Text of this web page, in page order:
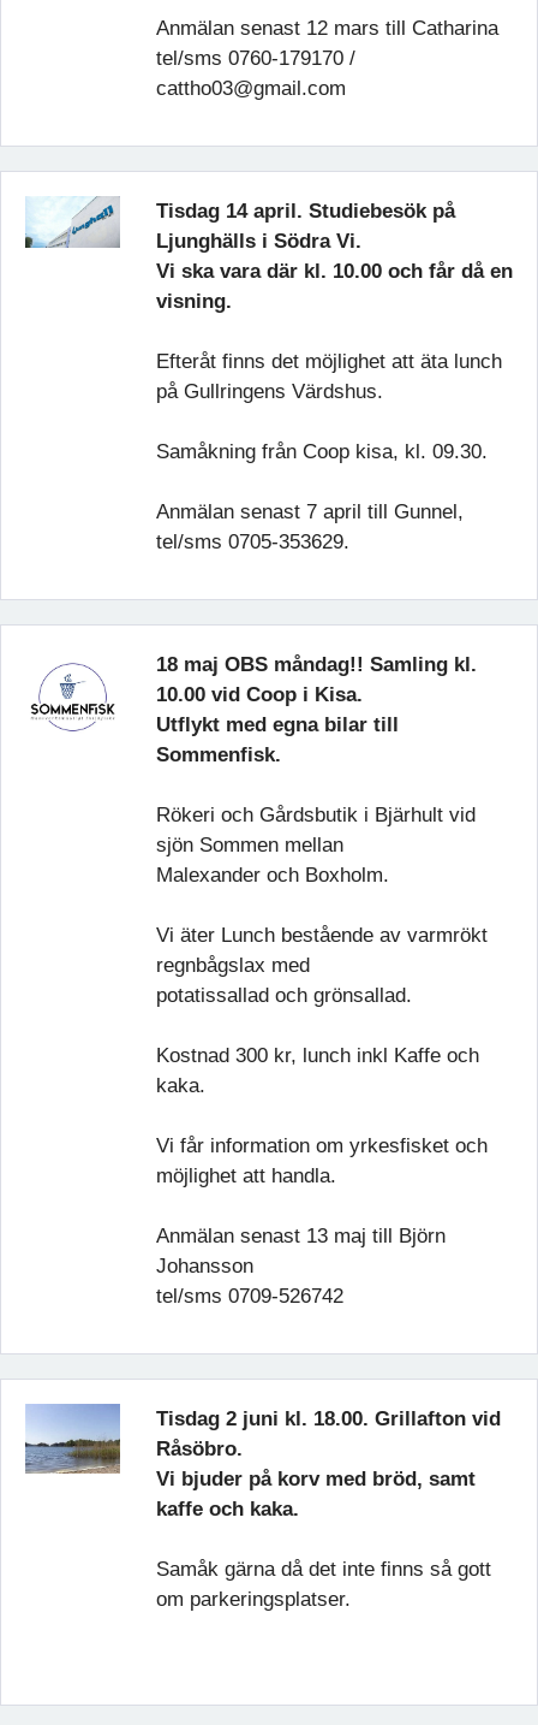
Anmälan senast 12 mars till Catharina
tel/sms 0760-179170 /
cattho03@gmail.com
Tisdag 14 april. Studiebesök på
Ljunghälls i Södra Vi.
Vi ska vara där kl. 10.00 och får då en
visning.
Efteråt finns det möjlighet att äta lunch
på Gullringens Värdshus.
Samåkning från Coop kisa, kl. 09.30.
Anmälan senast 7 april till Gunnel,
tel/sms 0705-353629.
18 maj OBS måndag!! Samling kl.
10.00 vid Coop i Kisa.
Utflykt med egna bilar till
Sommenfisk.
Rökeri och Gårdsbutik i Bjärhult vid
sjön Sommen mellan
Malexander och Boxholm.
Vi äter Lunch bestående av varmrökt
regnbågslax med
potatissallad och grönsallad.
Kostnad 300 kr, lunch inkl Kaffe och
kaka.
Vi får information om yrkesfisket och
möjlighet att handla.
Anmälan senast 13 maj till Björn
Johansson
tel/sms 0709-526742
Tisdag 2 juni kl. 18.00. Grillafton vid
Råsöbro.
Vi bjuder på korv med bröd, samt
kaffe och kaka.
Samåk gärna då det inte finns så gott
om parkeringsplatser.